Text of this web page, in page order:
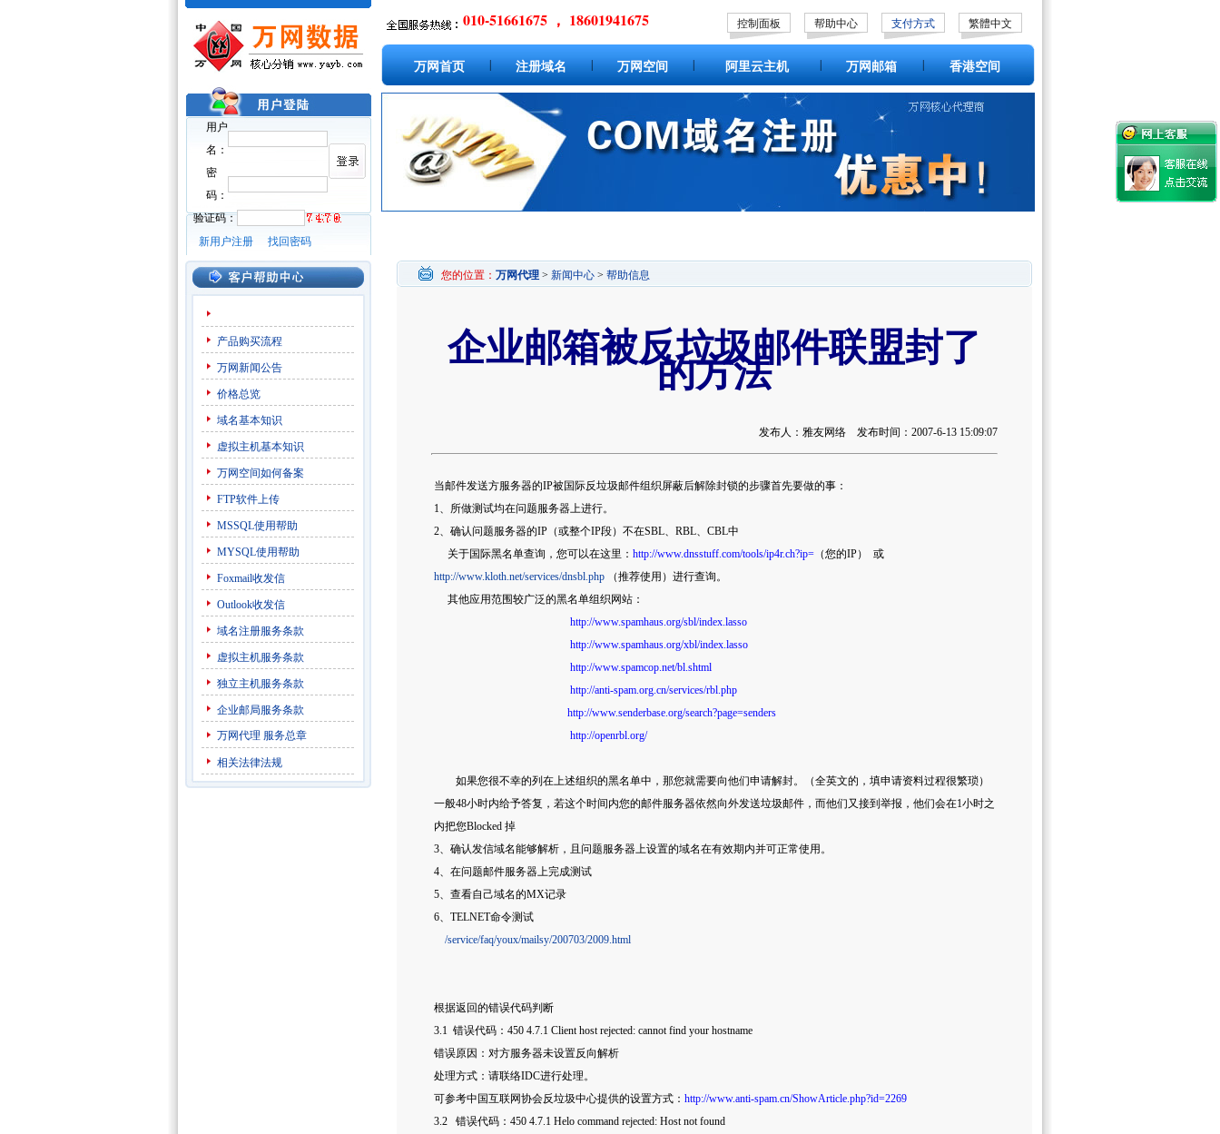
用户
名：
密
码：
验证码：
新用户注册
找回密码
010-51661675 ， 18601941675 控制面板 帮助中心 支付方式 繁體中文
万网首页 注册域名 万网空间 阿里云主机 万网邮箱 香港空间
产品购买流程
万网新闻公告
价格总览
域名基本知识
虚拟主机基本知识
万网空间如何备案
FTP软件上传
MSSQL使用帮助
MYSQL使用帮助
Foxmail收发信
Outlook收发信
域名注册服务条款
虚拟主机服务条款
独立主机服务条款
企业邮局服务条款
万网代理 服务总章
相关法律法规
您的位置： 万网代理 > 新闻中心 > 帮助信息
企业邮箱被反垃圾邮件联盟封了
的方法
发布人：雅友网络 发布时间：2007-6-13 15:09:07
当邮件发送方服务器的IP被国际反垃圾邮件组织屏蔽后解除封锁的步骤首先要做的事：
1、所做测试均在问题服务器上进行。
2、确认问题服务器的IP（或整个IP段）不在SBL、RBL、CBL中
关于国际黑名单查询，您可以在这里： http://www.dnsstuff.com/tools/ip4r.ch?ip= （您的IP） 或
http://www.kloth.net/services/dnsbl.php （推荐使用）进行查询。
其他应用范围较广泛的黑名单组织网站：
http://www.spamhaus.org/sbl/index.lasso
http://www.spamhaus.org/xbl/index.lasso
http://www.spamcop.net/bl.shtml
http://anti-spam.org.cn/services/rbl.php
http://www.senderbase.org/search?page=senders
http://openrbl.org/
如果您很不幸的列在上述组织的黑名单中，那您就需要向他们申请解封。（全英文的，填申请资料过程很繁琐）
一般48小时内给予答复，若这个时间内您的邮件服务器依然向外发送垃圾邮件，而他们又接到举报，他们会在1小时之
内把您Blocked 掉
3、确认发信域名能够解析，且问题服务器上设置的域名在有效期内并可正常使用。
4、在问题邮件服务器上完成测试
5、查看自己域名的MX记录
6、TELNET命令测试
/service/faq/youx/mailsy/200703/2009.html
根据返回的错误代码判断
3.1 错误代码：450 4.7.1 Client host rejected: cannot find your hostname
错误原因：对方服务器未设置反向解析
处理方式：请联络IDC进行处理。
可参考中国互联网协会反垃圾中心提供的设置方式： http://www.anti-spam.cn/ShowArticle.php?id=2269
3.2 错误代码：450 4.7.1 Helo command rejected: Host not found